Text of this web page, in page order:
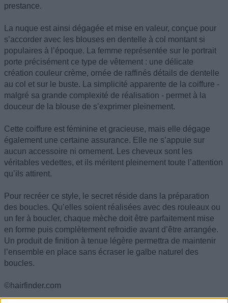
prestance.
La nuque est ainsi dégagée et mise en valeur, conçue pour
s’accorder avec les blouses en dentelle à col montant si
populaires à l’époque. La femme représentée sur le portrait
porte précisément ce type de vêtement : une délicate
création couleur crème, ornée de raffinés détails de dentelle
au col et sur le buste. La simplicité apparente de la coiffure -
malgré sa grande complexité de réalisation - permet à la
douceur de la blouse de s’exprimer pleinement.
Cette coiffure est féminine et gracieuse, mais elle dégage
également une certaine assurance. Elle ne s’appuie sur
aucun accessoire ni ornement. Les cheveux sont les
véritables vedettes, et ils méritent pleinement toute l’attention
qu’ils attirent.
Pour recréer ce style, le secret réside dans la préparation
des boucles. Qu’elles soient réalisées avec des rouleaux ou
un fer à boucler, chaque mèche doit être parfaitement mise
en forme puis complètement refroidie avant d’être arrangée.
Un produit de finition à tenue légère permettra de maintenir
l’ensemble en place sans écraser le galbe naturel des
boucles.
©hairfinder.com